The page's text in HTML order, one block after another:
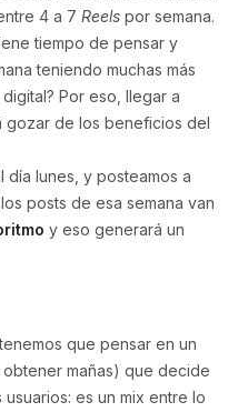
4 a 7 Reels por semana.
tiempo de pensar y
teniendo muchas más
Por eso, llegar a
de los beneficios del
día lunes, y posteamos a
posts de esa semana van
y eso generará un
que pensar en un
mañas) que decide
es un mix entre lo